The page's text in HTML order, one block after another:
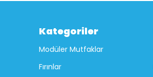
Kategoriler
Modüler Mutfaklar
Fırınlar